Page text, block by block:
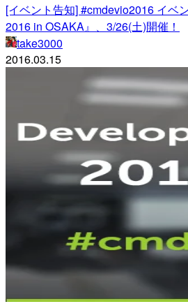
[イベント告知] #cmdevio2016 イベ
2016 in OSAKA』、3/26(土)開催！
take3000
2016.03.15